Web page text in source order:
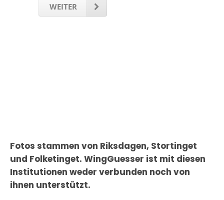
WEITER
Fotos stammen von Riksdagen, Stortinget
und Folketinget. WingGuesser ist mit diesen
Institutionen weder verbunden noch von
ihnen unterstützt.